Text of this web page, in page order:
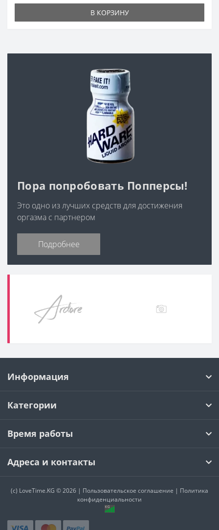
В КОРЗИНУ
Пора попробовать Попперсы!
Это одно из лучших средств для достижения
оргазма с партнером
Подробнее
Информация
Категории
Время работы
Адреса и контакты
(c) LoveTime.KG © 2026 | Пользовательское соглашение | Политика
конфиденциальности